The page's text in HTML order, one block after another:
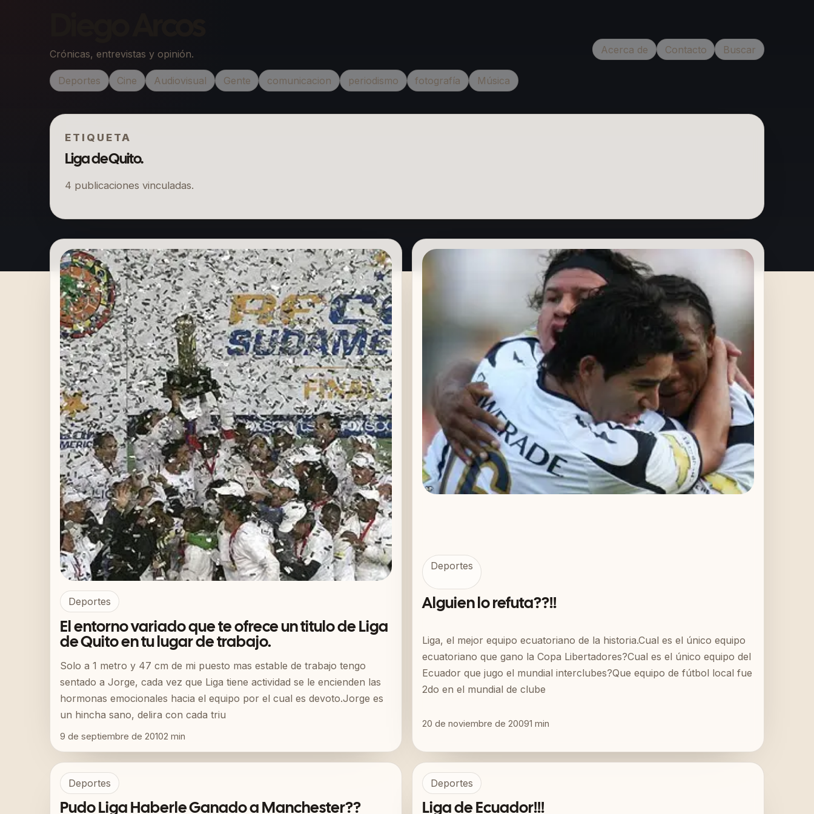
Crónicas, entrevistas y opinión. Acerca de Contacto Buscar
Deportes Cine Audiovisual Gente comunicacion periodismo fotografía Música
ETIQUETA
Liga de Quito.
4 publicaciones vinculadas.
Deportes
El entorno variado que te ofrece un titulo de Liga
de Quito en tu lugar de trabajo.
Solo a 1 metro y 47 cm de mi puesto mas estable de trabajo tengo
sentado a Jorge, cada vez que Liga tiene actividad se le encienden las
hormonas emocionales hacia el equipo por el cual es devoto.Jorge es
un hincha sano, delira con cada triu
9 de septiembre de 20102 min
Deportes
Alguien lo refuta??!!
Liga, el mejor equipo ecuatoriano de la historia.Cual es el único equipo
ecuatoriano que gano la Copa Libertadores?Cual es el único equipo del
Ecuador que jugo el mundial interclubes?Que equipo de fútbol local fue
2do en el mundial de clube
20 de noviembre de 20091 min
Deportes
Pudo Liga Haberle Ganado a Manchester??
Deportes
Liga de Ecuador!!!